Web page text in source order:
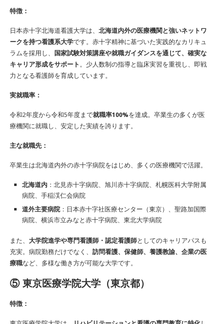
特徴：
日本赤十字北海道看護大学は、 北海道内外の医療機関と強いネットワ
ークを持つ看護系大学です。赤十字精神に基づいた実践的なカリキュ
ラムを採用し、 国家試験対策講座や就職ガイダンスを通じて、確実な
キャリア形成をサポート。少人数制の指導と臨床実習を重視し、即戦
力となる看護師を育成しています。
実就職率：
令和2年度から令和5年度まで就職率100%を達成。卒業生の多くが医
療機関に就職し、安定した実績を誇ります。
主な就職先：
卒業生は北海道内外の赤十字病院をはじめ、多くの医療機関で活躍。
北海道内 ：北見赤十字病院、旭川赤十字病院、札幌医科大学附属
病院、手稲渓仁会病院
道外主要病院 ：日本赤十字社医療センター（東京）、聖路加国際
病院、横浜市立みなと赤十字病院、東北大学病院
また、 大学院進学や専門看護師・認定看護師としてのキャリアパスも
充実。病院勤務だけでなく、 訪問看護、保健師、養護教諭、企業の医
療職など、多様な働き方が可能な大学です。
⑤ 東京医療学院大学（東京都）
特徴：